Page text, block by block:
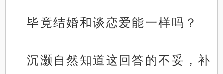
毕竟结婚和谈恋爱能一样吗？
沉灏自然知道这回答的不妥，补